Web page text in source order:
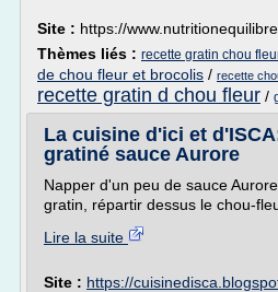
Site : https://
Thèmes liés : recette gratin chou
de chou fleur et brocolis / recette
recette gratin d chou fleur /
La cuisine d'ici et
gratiné sauce Aurore
Napper d'un peu de sauce
gratin, répartir dessus le chou-
Lire la suite
Site : https://